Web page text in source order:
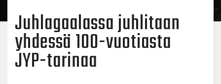
Juhlagaalassa juhlitaan
yhdessä 100-vuotiasta
JYP-tarinaa